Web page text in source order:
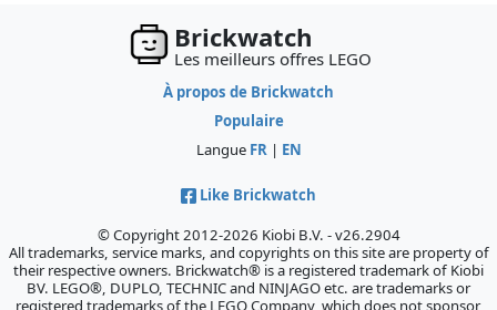
Brickwatch
Les meilleurs offres LEGO
À propos de Brickwatch
Populaire
Langue FR | EN
Like Brickwatch
© Copyright 2012-2026 Kiobi B.V. - v26.2904
All trademarks, service marks, and copyrights on this site are property of
their respective owners. Brickwatch® is a registered trademark of Kiobi
BV. LEGO®, DUPLO, TECHNIC and NINJAGO etc. are trademarks or
registered trademarks of the LEGO Company, which does not sponsor,